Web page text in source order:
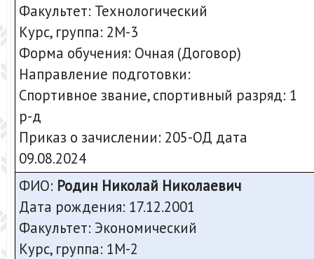
Факультет: Технологический
Курс, группа: 2М-3
Форма обучения: Очная (Договор)
Направление подготовки:
Спортивное звание, спортивный разряд: 1
р-д
Приказ о зачислении: 205-ОД дата
09.08.2024
ФИО: Родин Николай Николаевич
Дата рождения: 17.12.2001
Факультет: Экономический
Курс, группа: 1М-2